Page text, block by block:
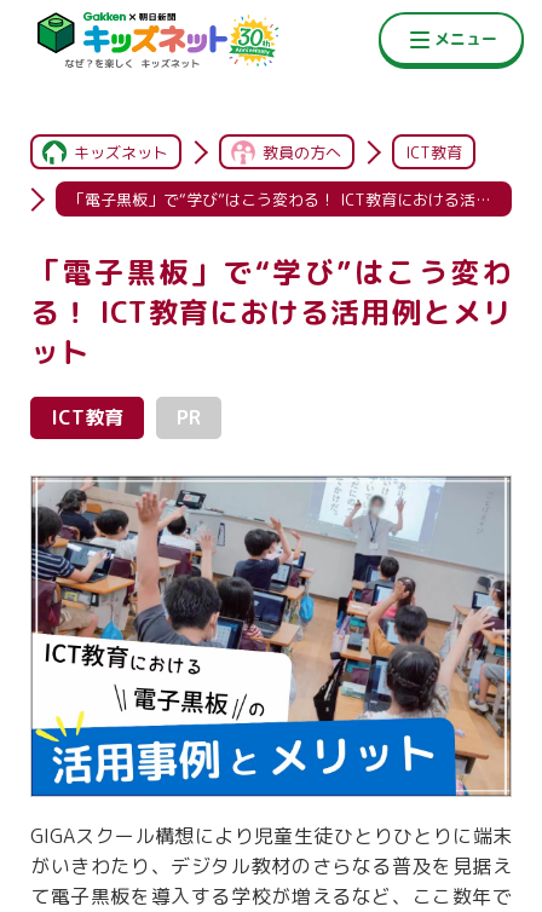
キッズネット 教員の方へ ICT教育
「電子黒板」で“学び”はこう変わる！ ICT教育における活用例とメリット
「電子黒板」で“学び”はこう変わ
る！ ICT教育における活用例とメリ
ット
ICT教育 PR
GIGAスクール構想により児童生徒ひとりひとりに端末
がいきわたり、デジタル教材のさらなる普及を見据え
て電子黒板を導入する学校が増えるなど、ここ数年で